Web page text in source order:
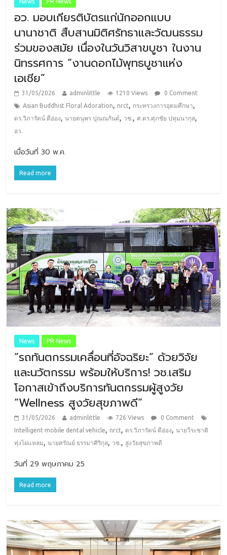
อว. มอบเกียรติบัตรแก่นักออกแบบ
นานาชาติ สืบสานมิติศรัทธาและวัฒนธรรม
ร่วมของสมัย เนื่องในวันวิสาขบูชา ในงาน
นิทรรศการ “งานดอกไม้พุทธบูชาแห่ง
เอเชีย”
31/05/2026 adminlittle 1210 Views
0 Comment
Asian Buddhist Floral Adoration, nrct, กระทรวงการอุดมศึกษา,
ดร.วิภารัตน์ ดีอ่อง,นายดนุพร ปุณณกันต์, วช.,ศ.ดร.ศุภชัย ปทุมนากุล,
อว.
เมื่อวันที่ 30 พ.ค.
Read more
News PR News
“รถทันตกรรมเคลื่อนที่อัจฉริยะ” ด้วยวิจัย
และนวัตกรรม พร้อมให้บริการ! วช.เสริม
โอกาสเข้าถึงบริการทันตกรรมผู้สูงวัย
“Wellness สูงวัยสุขภาพดี”
31/05/2026 adminlittle 726 Views
0 Comment
Intelligent mobile dental vehicle, nrct, ดร.วิภารัตน์ ดีอ่อง,นายวีระชาติ
ทุ่งไผ่แหลม,นายศรัณย์ ธรรมาศิริกุล, วช., สูงวัยสุขภาพดี
วันที่ 29 พฤษภาคม 25
Read more